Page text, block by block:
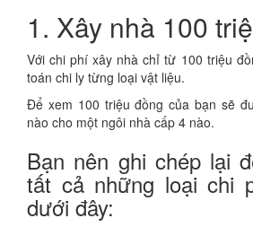
1. Xây nhà 100
Với chi phí xây nhà chỉ từ 100 triệu
toán chi ly từng loại vật liệu.
Để xem 100 triệu đồng của bạn sẽ
nào cho một ngôi nhà cấp 4 nào.
Bạn nên ghi chép lại
tất cả những loại chi
dưới đây: